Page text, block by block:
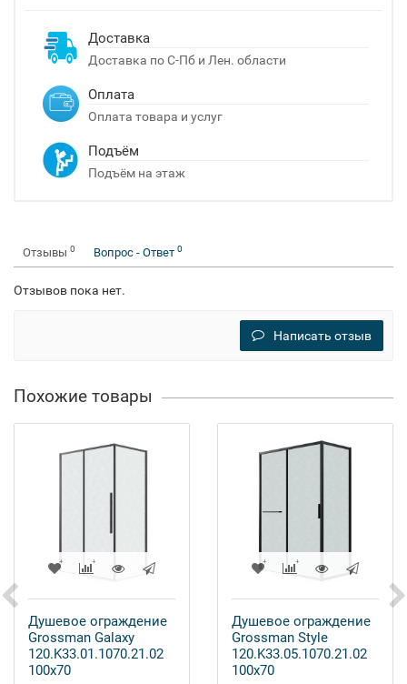
Доставка
Доставка по С-Пб и Лен. области
Оплата
Оплата товара и услуг
Подъём
Подъём на этаж
Отзывы 0 Вопрос - Ответ 0
Отзывов пока нет.
Написать отзыв
Похожие товары
Душевое ограждение
Grossman Galaxy
120.K33.01.1070.21.02
100x70
Душевое ограждение
Grossman Style
120.K33.05.1070.21.02
100x70